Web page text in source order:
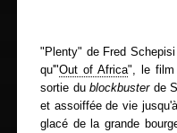
"Plenty" de Fred
qu'"Out of Africa", le film
sortie dublockbusterde
et assoiffée de vie
glacé de la grande